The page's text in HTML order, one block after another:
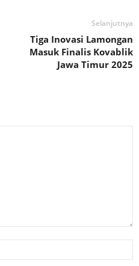
Selanjutnya
Tiga Inovasi Lamongan
Masuk Finalis Kovablik
Jawa Timur 2025